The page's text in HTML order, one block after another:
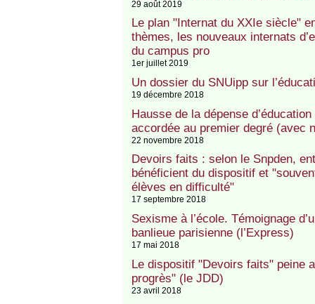
29 août 2019
Le plan "Internat du XXIe siècle"
thèmes, les nouveaux internats
du campus pro
1er juillet 2019
Un dossier du SNUipp sur
19 décembre 2018
Hausse de la dépense
accordée au premier degré (avec
22 novembre 2018
Devoirs faits : selon le Snpden,
bénéficient du dispositif et
élèves en difficulté"
17 septembre 2018
Sexisme à l’école. Témoignage
banlieue parisienne (l’Express)
17 mai 2018
Le dispositif "Devoirs faits" peine
progrès" (le JDD)
23 avril 2018